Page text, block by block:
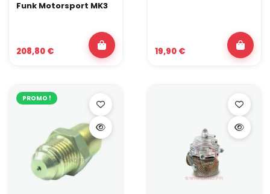
Funk Motorsport MK3
208,80 € 19,90 €
PROMO !